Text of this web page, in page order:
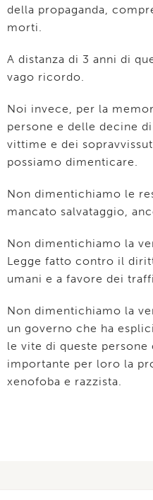
della propaganda,
morti.
A distanza di 3 anni di
vago ricordo.
Noi invece, per la
persone e delle decine
vittime e dei
possiamo dimenticare.
Non dimentichiamo le
mancato salvataggio,
Non dimentichiamo la
Legge fatto contro il
umani e a favore dei
Non dimentichiamo la
un governo che ha
le vite di queste persone
importante per loro la
xenofoba e razzista.